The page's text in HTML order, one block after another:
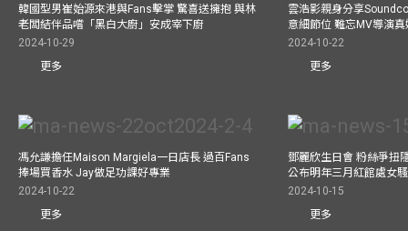
韓國型男崔始源來港與Fans擊掌 驚喜送擁抱 與林
老闆結伴品嚐「黑白大廚」安成宰下廚
2024-10-29
更多
雲浩影親身分享
意細節位 難忘MV導演
2024-10-22
更多
馮允謙擔任Maison Margiela一日店長 過百Fans
捧場買香水 Jay做足功課好專業
2024-10-22
更多
鄧麗欣生日會 粉絲爭扭
公布明年三月紅館處女
2024-10-15
更多